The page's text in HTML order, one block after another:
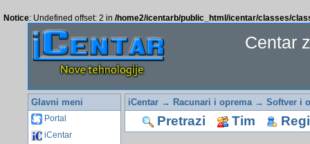
Notice: Undefined offset: 2 in /home2/icentarb/public_html/icentar/classes/
Centar
Glavni meni
Portal
iCentar
iCentar→ Racunari i oprema→ Softver i
Pretrazi Tim